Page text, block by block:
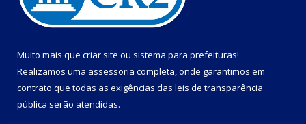
Muito mais que criar site ou sistema para prefeituras!
Realizamos uma assessoria completa, onde garantimos em
contrato que todas as exigências das leis de transparência
pública serão atendidas.